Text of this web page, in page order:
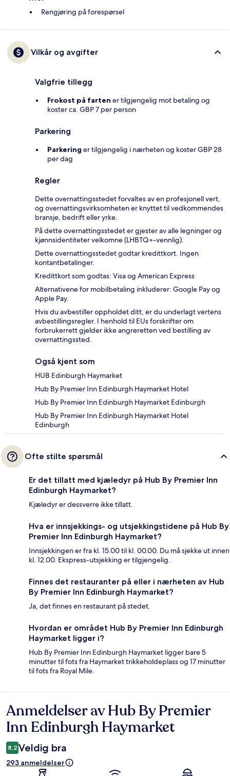
Rengjøring på forespørsel
Vilkår og avgifter
Valgfrie tillegg
Frokost på farten er tilgjengelig mot betaling og
koster ca. GBP 7 per person
Parkering
Parkering er tilgjengelig i nærheten og koster GBP 28
per dag
Regler
Dette overnattingsstedet forvaltes av en profesjonell vert,
og overnattingsvirksomheten er knyttet til vedkommendes
bransje, bedrift eller yrke.
På dette overnattingsstedet er gjester av alle legninger og
kjønnsidentiteter velkomne (LHBTQ+-vennlig).
Dette overnattingsstedet godtar kredittkort. Ingen
kontantbetalinger.
Kredittkort som godtas: Visa og American Express
Alternativene for mobilbetaling inkluderer: Google Pay og
Apple Pay.
Hvis du avbestiller oppholdet ditt, er du underlagt vertens
avbestillingsregler. I henhold til EUs forskrifter om
forbrukerrett gjelder ikke angreretten ved bestilling av
overnattingssted.
Også kjent som
HUB Edinburgh Haymarket
Hub By Premier Inn Edinburgh Haymarket Hotel
Hub By Premier Inn Edinburgh Haymarket Edinburgh
Hub By Premier Inn Edinburgh Haymarket Hotel
Edinburgh
Ofte stilte spørsmål
Er det tillatt med kjæledyr på Hub By Premier Inn
Edinburgh Haymarket?
Kjæledyr er dessverre ikke tillatt.
Hva er innsjekkings- og utsjekkingstidene på Hub By
Premier Inn Edinburgh Haymarket?
Innsjekkingen er fra kl. 15.00 til kl. 00.00. Du må sjekke ut innen
kl. 12.00. Ekspress-utsjekking er tilgjengelig.
Finnes det restauranter på eller i nærheten av Hub
By Premier Inn Edinburgh Haymarket?
Ja, det finnes en restaurant på stedet.
Hvordan er området Hub By Premier Inn Edinburgh
Haymarket ligger i?
Hub By Premier Inn Edinburgh Haymarket ligger bare 5
minutter til fots fra Haymarket trikkeholdeplass og 17 minutter
til fots fra Royal Mile.
Anmeldelser
Anmeldelser av Hub By Premier
Inn Edinburgh Haymarket
8,2 Veldig bra
293 anmeldelser